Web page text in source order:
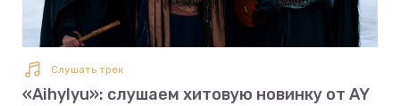
Слушать трек
«Aihylyu»: слушаем хитовую новинку от AY